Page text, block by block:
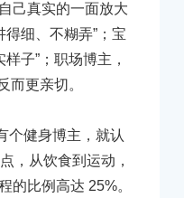
己真实的一面放大
得细、不糊弄”；宝
子”；职场博主，
而更亲切。
个健身博主，就认
，从饮食到运动，
的比例高达 25%。